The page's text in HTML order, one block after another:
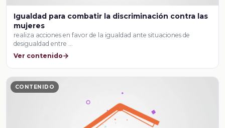
Igualdad para combatir la discriminación contra las
mujeres
realiza acciones en favor de la igualdad ante situaciones de
desigualdad entre …
Ver contenido
CONTENIDO